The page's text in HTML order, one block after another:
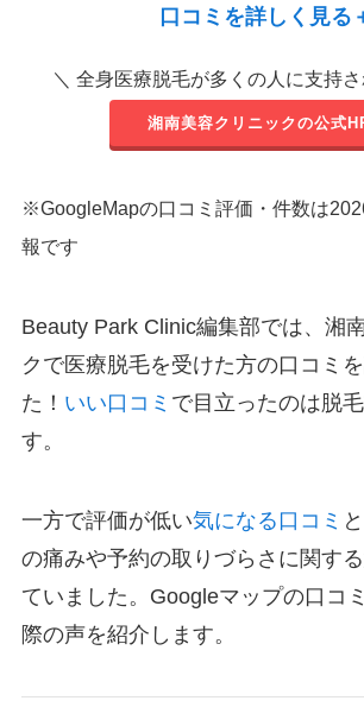
口コミを詳しく見る
＼ 全身医療脱毛が多くの人に支持
湘南美容クリニックの公式
※GoogleMapの口コミ評価・件数は
報です
Beauty Park Clinic編集部では、湘
クで医療脱毛を受けた方の口コミ
た！ いい口コミ で目立ったのは脱
す。
一方で評価が低い気になる口コミ
の痛みや予約の取りづらさに関す
ていました。Googleマップの口コ
際の声を紹介します。